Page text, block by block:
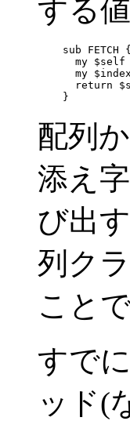
する
    sub FETCH {
my $self
my
return
    }
配列
添え
び出
列ク
こと
すで
ッド(